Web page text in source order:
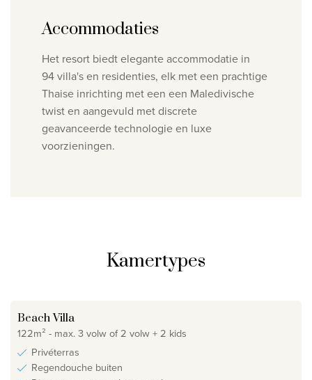
Accommodaties
Het resort biedt elegante accommodatie in
94 villa's en residenties, elk met een prachtige
Thaise inrichting met een een Maledivische
twist en aangevuld met discrete
geavanceerde technologie en luxe
voorzieningen.
Kamertypes
Beach Villa
122m² - max. 3 volw of 2 volw + 2 kids
Privéterras
Regendouche buiten